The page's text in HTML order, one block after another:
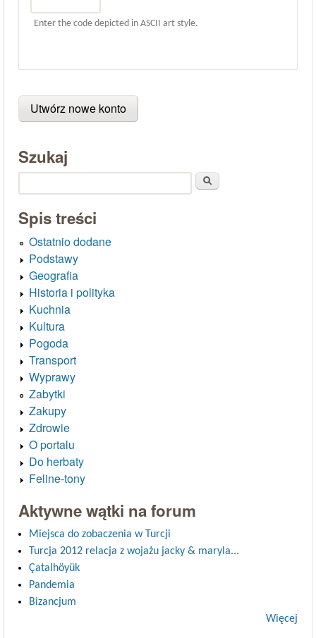
Enter the code depicted in ASCII art style.
Szukaj
Spis treści
Ostatnio dodane
Podstawy
Geografia
Historia i polityka
Kuchnia
Kultura
Pogoda
Transport
Wyprawy
Zabytki
Zakupy
Zdrowie
O portalu
Do herbaty
Feline-tony
Aktywne wątki na forum
Miejsca do zobaczenia w Turcji
Turcja 2012 relacja z wojażu jacky & maryla...
Çatalhöyük
Pandemia
Bizancjum
Więcej